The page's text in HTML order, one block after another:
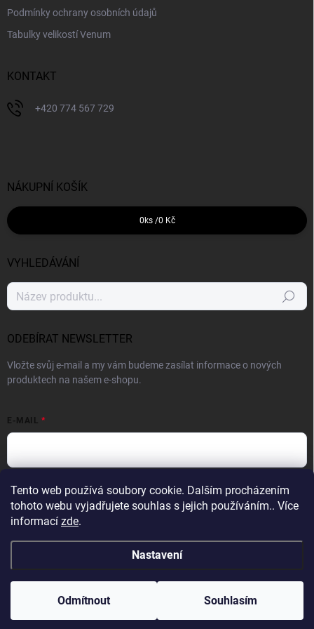
Tento web používá soubory cookie. Dalším procházením
tohoto webu vyjadřujete souhlas s jejich používáním.. Více
informací zde.
Nastavení
Odmítnout Souhlasím
Podmínky ochrany osobních údajů
Tabulky velikostí Venum
KONTAKT
+420 774 567 729
NÁKUPNÍ KOŠÍK
0 ks /0 Kč
VYHLEDÁVÁNÍ
Hledat
ODEBÍRAT NEWSLETTER
Vložte svůj e-mail a my vám budeme zasílat informace o nových
produktech na našem e-shopu.
E-MAIL
Vložením e-mailu souhlasíte spodmínkami ochrany osobních údajů
Vytvořil Shoptet
Copyright 2026 . Všechna práva vyhrazena.